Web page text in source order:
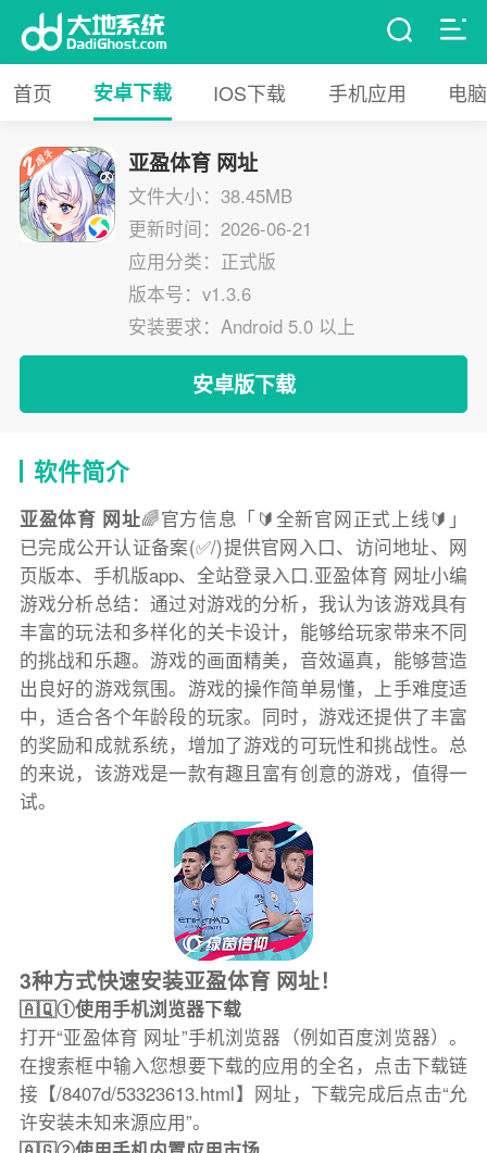
首页 安卓下载 IOS下载 手机应用 电
亚盈体育 网址
文件大小：38.45MB
更新时间：2026-06-21
应用分类：正式版
版本号：v1.3.6
安装要求：Android 5.0 以上
安卓版下载
软件简介
亚盈体育 网址🌈官方信息「🔰全新官网正式上线🔰」
已完成公开认证备案(✅/)提供官网入口、访问地址、网
页版本、手机版app、全站登录入口.亚盈体育 网址小编
游戏分析总结：通过对游戏的分析，我认为该游戏具有
丰富的玩法和多样化的关卡设计，能够给玩家带来不同
的挑战和乐趣。游戏的画面精美，音效逼真，能够营造
出良好的游戏氛围。游戏的操作简单易懂，上手难度适
中，适合各个年龄段的玩家。同时，游戏还提供了丰富
的奖励和成就系统，增加了游戏的可玩性和挑战性。总
的来说，该游戏是一款有趣且富有创意的游戏，值得一
试。
3种方式快速安装亚盈体育 网址！
🇦🇶①使用手机浏览器下载
打开“亚盈体育 网址”手机浏览器（例如百度浏览器）。
在搜索框中输入您想要下载的应用的全名，点击下载链
接【/8407d/53323613.html】网址，下载完成后点击“允
许安装未知来源应用”。